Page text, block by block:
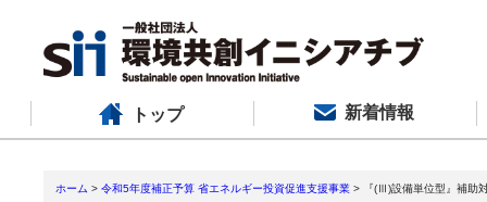
トップ 新着情報
ホーム > 令和5年度補正予算 省エネルギー投資促進支援事業 > 『(Ⅲ)設備単位型』補助